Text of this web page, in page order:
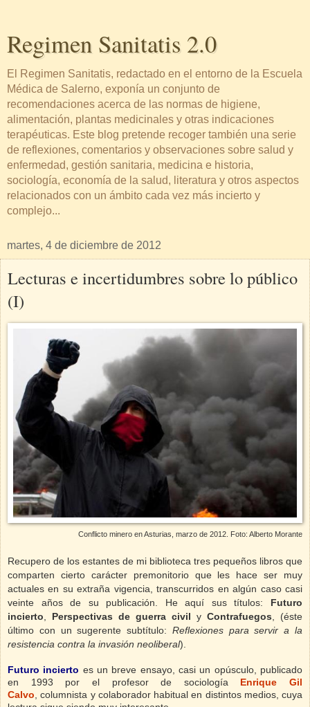
Regimen Sanitatis 2.0
El Regimen Sanitatis, redactado en el entorno de la Escuela
Médica de Salerno, exponía un conjunto de
recomendaciones acerca de las normas de higiene,
alimentación, plantas medicinales y otras indicaciones
terapéuticas. Este blog pretende recoger también una serie
de reflexiones, comentarios y observaciones sobre salud y
enfermedad, gestión sanitaria, medicina e historia,
sociología, economía de la salud, literatura y otros aspectos
relacionados con un ámbito cada vez más incierto y
complejo...
martes, 4 de diciembre de 2012
Lecturas e incertidumbres sobre lo público
(I)
Conflicto minero en Asturias, marzo de 2012. Foto: Alberto Morante
Recupero de los estantes de mi biblioteca tres pequeños libros que
comparten cierto carácter premonitorio que les hace ser muy
actuales en su extraña vigencia, transcurridos en algún caso casi
veinte años de su publicación. He aquí sus títulos: Futuro
incierto
Perspectivas de guerra civil y Contrafuegos , (éste
último con un sugerente subtítulo: Reflexiones para servir a la
resistencia contra la invasión neoliberal).
Futuro incierto es un breve ensayo, casi un opúsculo, publicado
en 1993 por el profesor de sociología Enrique Gil
Calvo , columnista y colaborador habitual en distintos medios, cuya